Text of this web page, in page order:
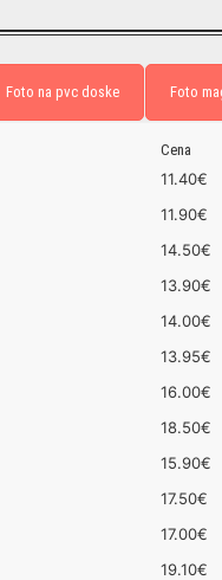
Foto na pvc doske Foto
Cena
11.40€
11.90€
14.50€
13.90€
14.00€
13.95€
16.00€
18.50€
15.90€
17.50€
17.00€
19.10€